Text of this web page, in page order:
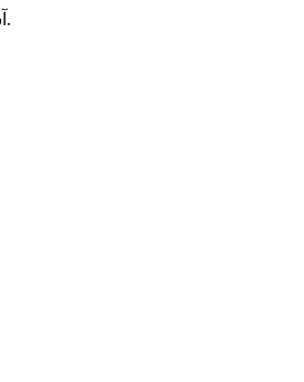
آسف ليس لدينا هذا المورد.